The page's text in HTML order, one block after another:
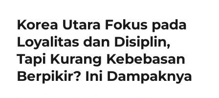
Korea Utara Fokus pada
Loyalitas dan Disiplin,
Tapi Kurang Kebebasan
Berpikir? Ini Dampaknya